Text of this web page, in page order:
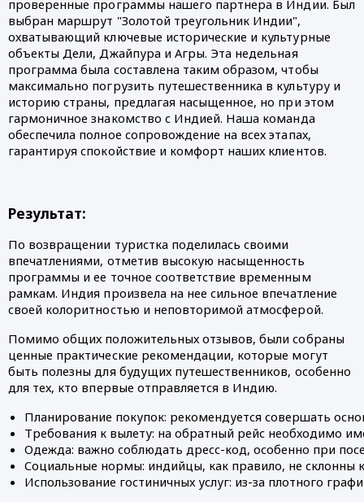
проверенные программы нашего партнера в Индии. Был
выбран маршрут "Золотой треугольник Индии",
охватывающий ключевые исторические и культурные
объекты Дели, Джайпура и Агры. Эта недельная
программа была составлена таким образом, чтобы
максимально погрузить путешественника в культуру и
историю страны, предлагая насыщенное, но при этом
гармоничное знакомство с Индией. Наша команда
обеспечила полное сопровождение на всех этапах,
гарантируя спокойствие и комфорт наших клиентов.
Результат:
По возвращении туристка поделилась своими
впечатлениями, отметив высокую насыщенность
программы и ее точное соответствие временным
рамкам. Индия произвела на нее сильное впечатление
своей колоритностью и неповторимой атмосферой.
Помимо общих положительных отзывов, были собраны
ценные практические рекомендации, которые могут
быть полезны для будущих путешественников, особенно
для тех, кто впервые отправляется в Индию.
Планирование покупок: рекомендуется совершать
Требования к вылету: на обратный рейс необходимо
Одежда: важно соблюдать дресс-код, особенно при
Социальные нормы: индийцы, как правило, не склонны
Использование гостиничных услуг: из-за плотного